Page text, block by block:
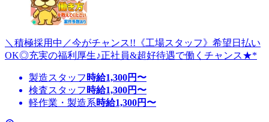
＼積極採用中／今がチャンス!!《工場スタッフ》希望日払い
OK◎充実の福利厚生♪正社員&超好待遇で働くチャンス★*
製造スタッフ 時給1,300円〜
検査スタッフ 時給1,300円〜
軽作業・製造系時給1,300円〜